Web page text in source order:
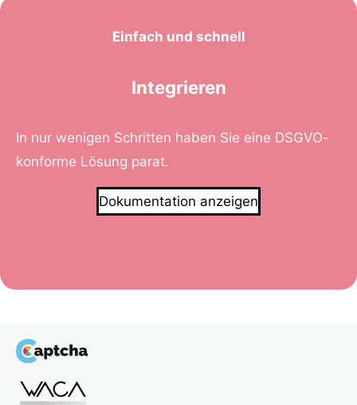
Einfach und schnell
Integrieren
In nur wenigen Schritten haben Sie eine DSGVO-
konforme Lösung parat.
Dokumentation anzeigen